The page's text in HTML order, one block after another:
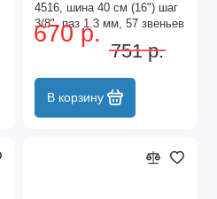
4516, шина 40 см (16") шаг
3/8", паз 1.3 мм, 57 звеньев
Denzel
670 р.
751 р.
В корзину